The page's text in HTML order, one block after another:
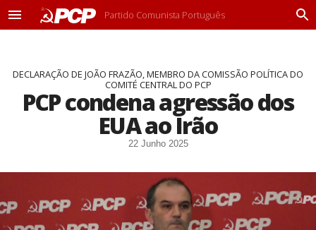
M
u
Partido Comunista Português
P
u
DECLARAÇÃO DE JOÃO FRAZÃO, MEMBRO DA COMISSÃO POLÍTICA DO
COMITÉ CENTRAL DO PCP
PCP condena agressão dos
EUA ao Irão
22 Junho 2025